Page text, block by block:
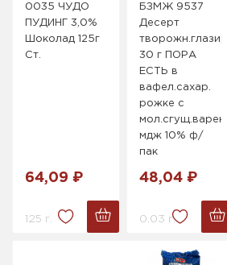
0035 ЧУДО
ПУДИНГ 3,0%
Шоколад 125г
Ст.
64,09 ₽
125 г.
БЗМЖ 9537
Десерт
творожн.глазир.
30 г ПОРА
ЕСТЬ в
вафел.сахар.
рожке с
мол.сгущ.варен.
мдж 10% ф/
пак
48,04 ₽
0.03 г.